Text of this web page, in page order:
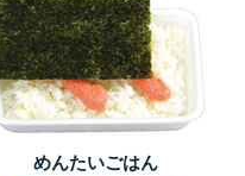
めんたいごはん